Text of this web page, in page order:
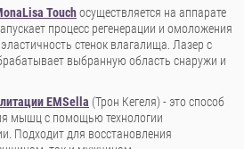
Touchосуществляется на аппарате
процесс регенерации и омоложения
стенок влагалища. Лазер с
выбранную область снаружи и
EMSella (Трон Кегеля) - это способ
мышц с помощью технологии
Подходит для восстановления